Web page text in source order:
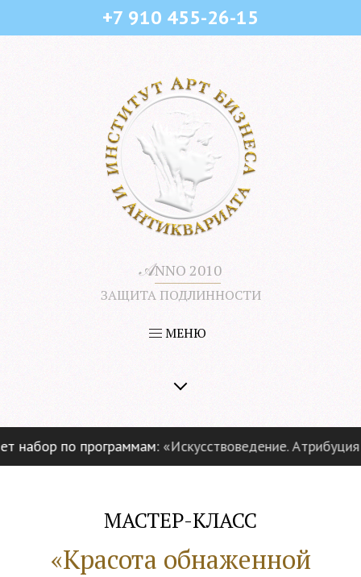
+7 910 455-26-15
𝒜NNO 2010
ЗАЩИТА ПОДЛИННОСТИ
МЕНЮ
по программам:«Искусствоведение. Атрибуция
МАСТЕР-КЛАСС
«Красота обнаженной